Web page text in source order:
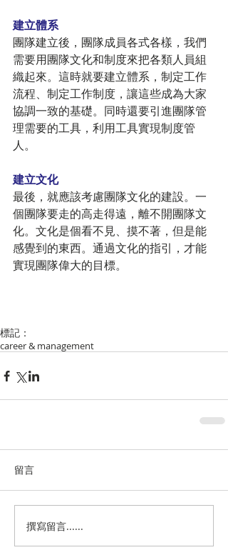
建立體系
團隊建立後，團隊成員各式各樣，我們
需要用團隊文化和制度來把各類人員組
織起來。這時就要建立體系，制定工作
流程、制定工作制度，讓這些成為大家
協調一致的基礎。同時還要引進團隊管
理需要的工具，利用工具實現制度管
人。
建立文化
最後，就應該考慮團隊文化的建設。一
個團隊要走的高走得遠，離不開團隊文
化。文化是個看不見、摸不著，但是能
感覺到的東西。通過文化的指引，才能
實現團隊偉大的目標。
標記：
career & management
留言
撰寫留言......